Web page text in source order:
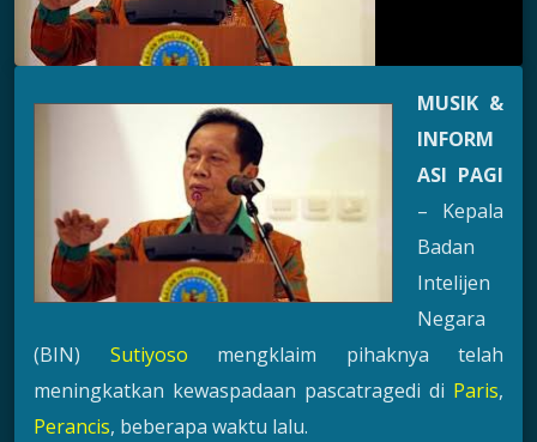
MUSIK &
INFORM
ASI PAGI
– Kepala
Badan
Intelijen
Negara
(BIN) Sutiyoso mengklaim pihaknya telah
meningkatkan kewaspadaan pascatragedi di Paris,
Perancis, beberapa waktu lalu.